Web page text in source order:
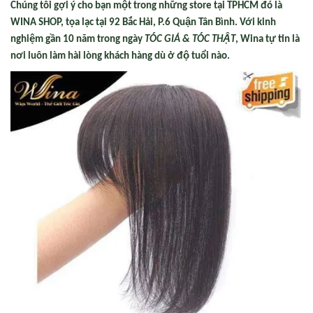
Chúng tôi gợi ý cho bạn một trong những store tại TPHCM đó là
WINA SHOP, tọa lạc tại 92 Bắc Hải, P.6 Quận Tân Bình. Với kinh
nghiệm gần 10 năm trong ngày TÓC GIẢ & TÓC THẬT, Wina tự tin là
nơi luôn làm hài lòng khách hàng dù ở độ tuổi nào.